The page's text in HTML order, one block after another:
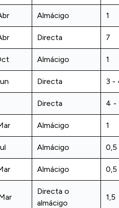
Almácigo 1
Directa 7
Almácigo 1
Directa 3 -
Directa 4 -
Almácigo 1
Almácigo 0,5
Almácigo 0,5
Directa o
almácigo
1,5